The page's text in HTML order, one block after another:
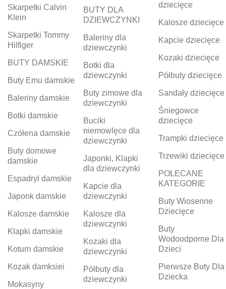
Skarpetki Calvin
Klein
Skarpetki Tommy
Hilfiger
BUTY DAMSKIE
Buty Emu damskie
Baleriny damskie
Botki damskie
Czółena damskie
Buty domowe
damskie
Espadryl damskie
Japonk damskie
Kalosze damskie
Klapki damskie
Koturn damskie
Kozak damksiei
Mokasyny
BUTY DLA
DZIEWCZYNKI
Baleriny dla
dziewczynki
Botki dla
dziewczynki
Buty zimowe dla
dziewczynki
Buciki
niemowlęce dla
dziewczynki
Japonki, Klapki
dla dziewczynki
Kapcie dla
dziewczynki
Kalosze dla
dziewczynki
Kozaki dla
dziewczynki
Półbuty dla
dziewczynki
dziecięce
Kalosze dziecięce
Kapcie dziecięce
Kozaki dziecięce
Półbuty dziecięce
Sandały dziecięce
Śniegowce
dziecięce
Trampki dziecięce
Trzewiki dziecięce
POLECANE
KATEGORIE
Buty Wiosenne
Dziecięce
Buty
Wodoodporne Dla
Dzieci
Pierwsze Buty Dla
Dziecka